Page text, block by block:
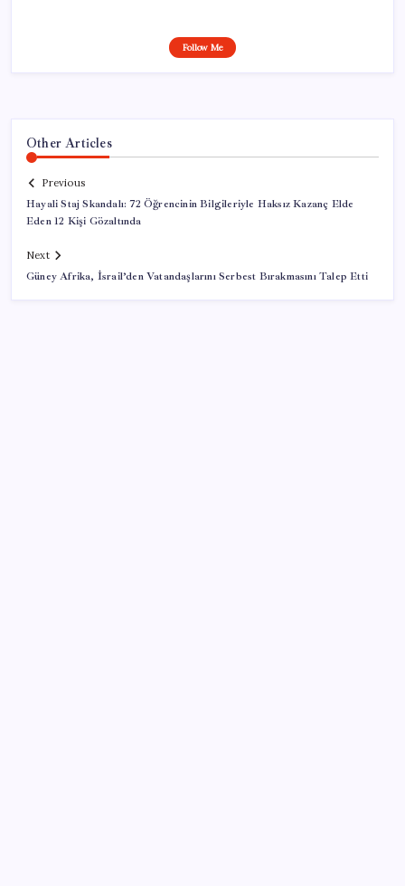
Follow Me
Other Articles
Previous
Hayali Staj Skandalı: 72 Öğrencinin Bilgileriyle Haksız Kazanç Elde
Eden 12 Kişi Gözaltında
Next
Güney Afrika, İsrail’den Vatandaşlarını Serbest Bırakmasını Talep Etti